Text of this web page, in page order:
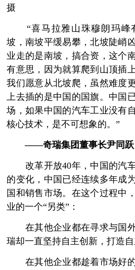
摄
“喜马拉雅山珠穆朗玛峰
坡，南坡平缓易攀，北坡陡峭
业走的是南坡，搞合资，这个
有意思，因为就算爬到山顶插
我们愿意从北坡爬，虽然难度
上去插的是中国的国旗。中国
场，如果中国的汽车工业没有
核心技术，是不可想象的。”
——奇瑞集团董事长尹同跃
改革开放40年，中国的汽车
的变化，中国已经连续多年成
国和销售市场。在这个过程中
业的一个“另类”：
在其他企业都在寻求与国外
瑞却一直坚持自主创新，打造自
在其他企业都趁着市场好的